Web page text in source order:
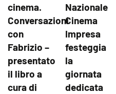
cinema.
Conversazioni
con
Fabrizio –
presentato
il libro a
cura di
Nazionale
Cinema
Impresa
festeggia
la
giornata
dedicata